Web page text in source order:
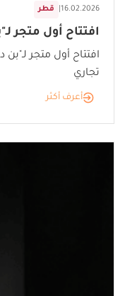
قطر 16.02.2026
افتتاح أول متجر
افتتاح أول متجر
تجاري
أعرف أكثر